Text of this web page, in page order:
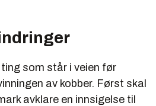
ting som står i veien før
av kobber. Først skal
avklare en innsigelse til